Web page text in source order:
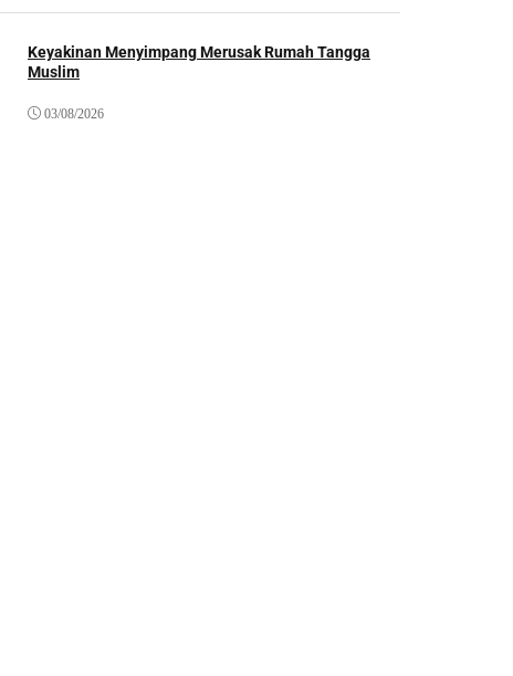
Keyakinan Menyimpang Merusak Rumah Tangga
Muslim
03/08/2026